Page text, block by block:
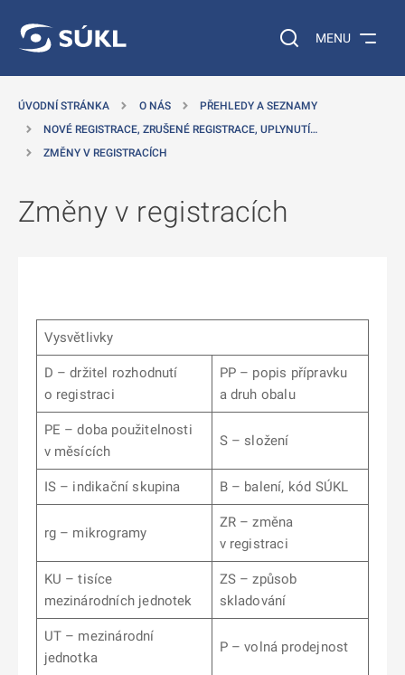
Vyhledávání na
MENU
ÚVODNÍ STRÁNKA O NÁS
PŘEHLEDY A SEZNAMY
NOVÉ REGISTRACE, ZRUŠENÉ REGISTRACE, UPLYNUTÍ…
ZMĚNY V REGISTRACÍCH
Změny v registracích
Vysvětlivky
D – držitel rozhodnutí
o registraci
PP – popis přípravku
a druh obalu
PE – doba použitelnosti
v měsících
S – složení
IS – indikační skupina B – balení, kód SÚKL
rg – mikrogramy
ZR – změna
v registraci
KU – tisíce
mezinárodních jednotek
ZS – způsob
skladování
UT – mezinárodní
jednotka
P – volná prodejnost